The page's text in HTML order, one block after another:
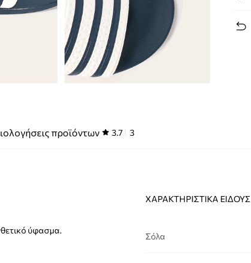
προϊόντων 3.7 3
ύφασμα.
ΧΑΡΑΚΤΗΡΙΣΤΙΚΆ ΕΊΔΟΥΣ
Σόλα